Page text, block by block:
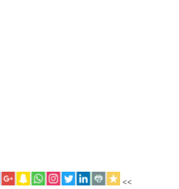
<<